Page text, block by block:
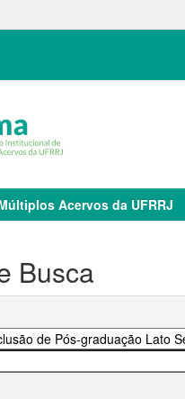
Acervos da UFRRJ
Busca